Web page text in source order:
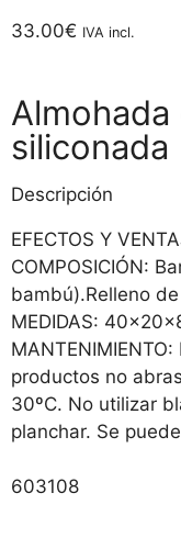
33.00€ IVA incl.
siliconada
Descripción
EFECTOS Y
COMPOSICIÓN:
bambú).Relleno
MEDIDAS:
productos no
30ºC. No utilizar
planchar. Se
603108